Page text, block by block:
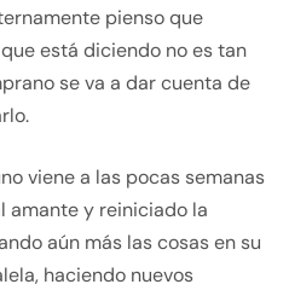
pienso que
está diciendo no es tan
se va a dar cuenta de
viene a las pocas semanas
amante y reiniciado la
aún más las cosas en su
haciendo nuevos